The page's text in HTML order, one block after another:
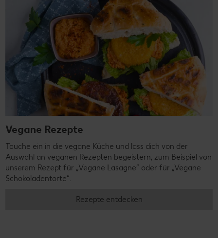
Vegane Rezepte
Tauche ein in die vegane Küche und lass dich von der
Auswahl an veganen Rezepten begeistern, zum Beispiel von
unserem Rezept für „Vegane Lasagne“ oder für „Vegane
Schokoladentorte“.
Rezepte entdecken